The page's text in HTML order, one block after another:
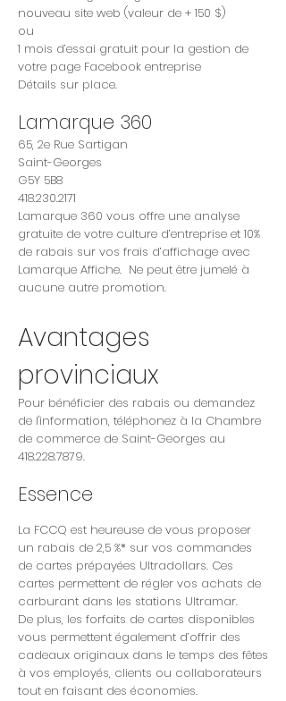
nouveau site web (valeur de + 150 $)
ou
1 mois d’essai gratuit pour la gestion de
votre page Facebook entreprise
Détails sur place.
Lamarque 360
65, 2e Rue Sartigan
Saint-Georges
G5Y 5B8
418.230.2171
Lamarque 360 vous offre une analyse
gratuite de votre culture d’entreprise et 10%
de rabais sur vos frais d’affichage avec
Lamarque Affiche. Ne peut être jumelé à
aucune autre promotion.
Avantages
provinciaux
Pour bénéficier des rabais ou demandez
de l'information, téléphonez à la Chambre
de commerce de Saint-Georges au
418.228.7879.
Essence
La FCCQ est heureuse de vous proposer
un rabais de 2,5 %* sur vos commandes
de cartes prépayées Ultradollars. Ces
cartes permettent de régler vos achats de
carburant dans les stations Ultramar.
De plus, les forfaits de cartes disponibles
vous permettent également d’offrir des
cadeaux originaux dans le temps des fêtes
à vos employés, clients ou collaborateurs
tout en faisant des économies.